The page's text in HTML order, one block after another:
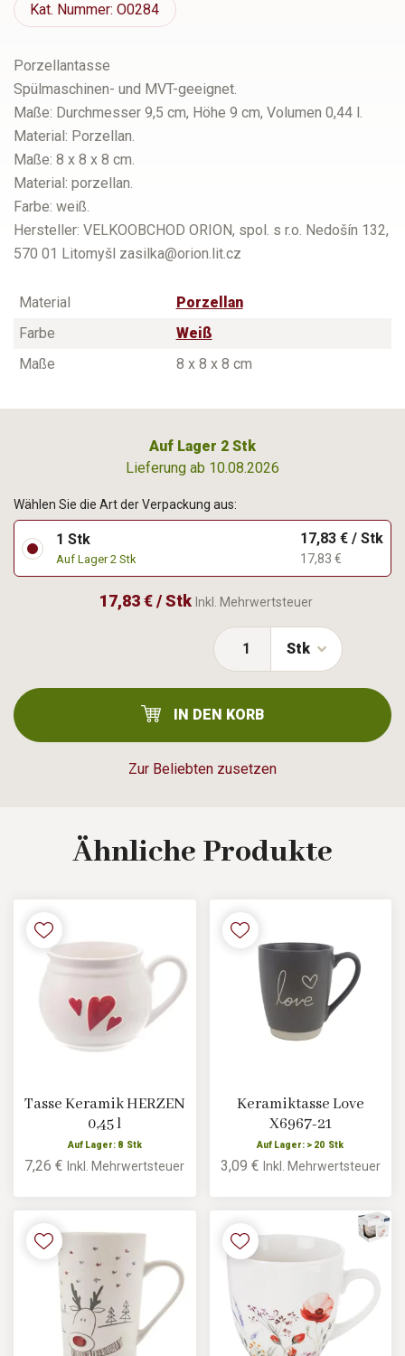
Kat. Nummer: O0284
Porzellantasse
Spülmaschinen- und MVT-geeignet.
Maße: Durchmesser 9,5 cm, Höhe 9 cm, Volumen 0,44 l.
Material: Porzellan.
Maße: 8 x 8 x 8 cm.
Material: porzellan.
Farbe: weiß.
Hersteller: VELKOOBCHOD ORION, spol. s r.o. Nedošín 132,
570 01 Litomyšl zasilka@orion.lit.cz
Material
Porzellan
Farbe
Weiß
Maße
8 x 8 x 8 cm
Auf Lager 2 Stk
Lieferung ab 10.08.2026
Zur Beliebten zusetzen
Wählen Sie die Art der Verpackung aus:
1 Stk
Auf Lager 2 Stk
17,83 € / Stk
17,83 €
17,83 € / Stk Inkl. Mehrwertsteuer
Stk
IN DEN KORB
Ähnliche Produkte
Tasse Keramik HERZEN
0,45 l
Auf Lager: 8 Stk
7,26 €Inkl. Mehrwertsteuer
Keramiktasse Love
X6967-21
Auf Lager: > 20 Stk
3,09 € Inkl. Mehrwertsteuer